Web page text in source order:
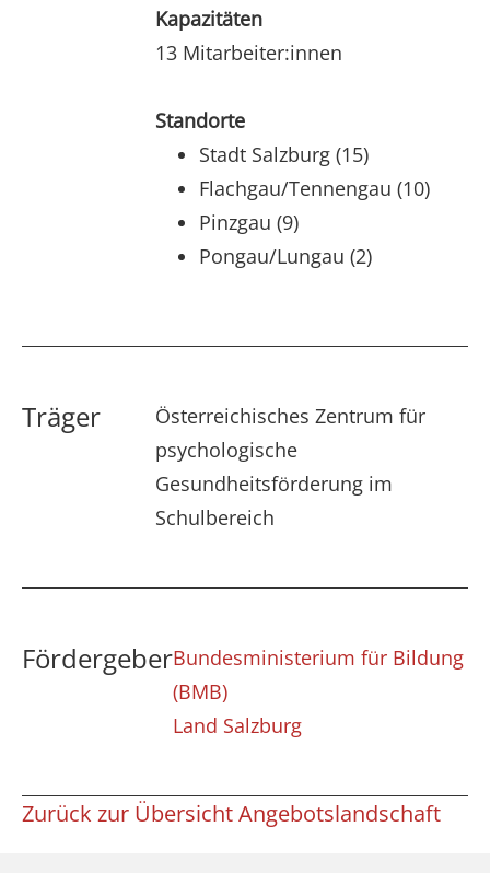
Kapazitäten
13 Mitarbeiter:innen
Standorte
Stadt Salzburg (15)
Flachgau/Tennengau (10)
Pinzgau (9)
Pongau/Lungau (2)
Träger
Österreichisches Zentrum für
psychologische
Gesundheitsförderung im
Schulbereich
FördergeberBundesministerium für Bildung
(BMB)
Land Salzburg
Zurück zur Übersicht Angebotslandschaft